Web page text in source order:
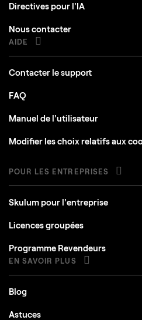
Directives pour l'IA
Nous contacter
AIDE
Contacter le support
FAQ
Manuel de l'utilisateur
Modifier les choix relatifs aux
POUR LES ENTREPRISES
Skulum pour l'entreprise
Licences groupées
Programme Revendeurs
EN SAVOIR PLUS
Blog
Astuces